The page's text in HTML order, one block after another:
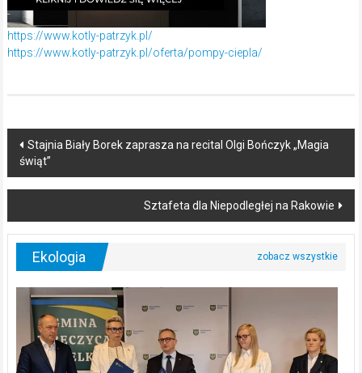
https://www.kotly-patrzyk.pl/
https://www.kotly-patrzyk.pl/oferta/pompy-ciepla/
Post
navigation
Stajnia Biały Borek zaprasza na recital Olgi Bończyk „Magia
świąt”
Sztafeta dla Niepodległej na Rakowie
Ekologia